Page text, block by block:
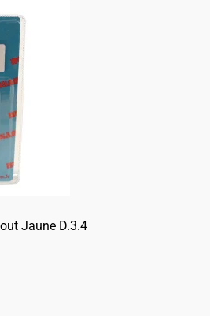
Jaune D.3.4